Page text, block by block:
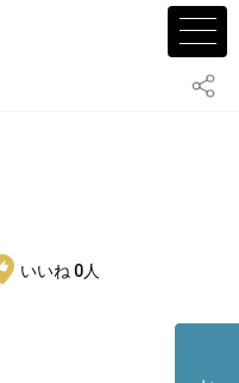
いいね 0人